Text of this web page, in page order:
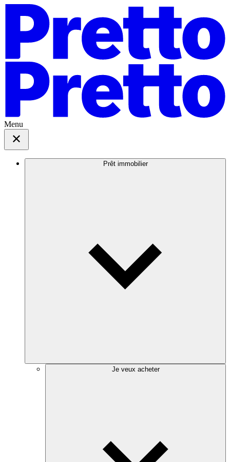
Menu
Prêt immobilier
Je veux acheter